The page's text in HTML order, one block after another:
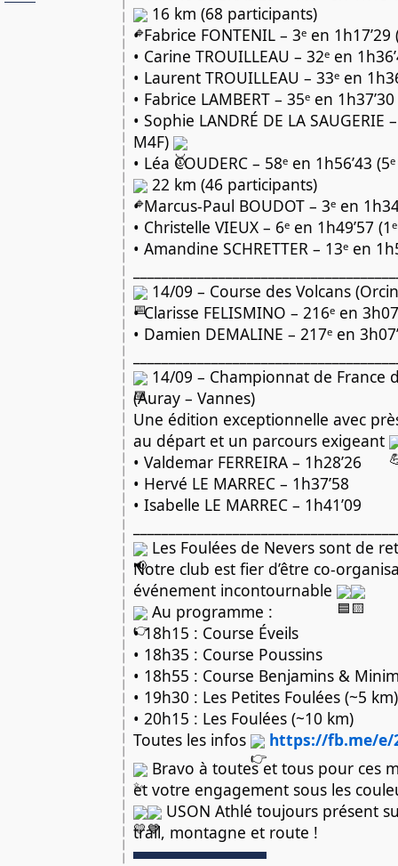
16 km (68 participants)
• Fabrice FONTENIL – 3ᵉ en 1h17’29
• Carine TROUILLEAU – 32ᵉ en
• Laurent TROUILLEAU – 33ᵉ en
• Fabrice LAMBERT – 35ᵉ en
• Sophie LANDRÉ DE LA SAUGERIE
M4F)
• Léa COUDERC – 58ᵉ en 1h56’43 (5ᵉ
22 km (46 participants)
• Marcus-Paul BOUDOT – 3ᵉ en
• Christelle VIEUX – 6ᵉ en 1h49’57
• Amandine SCHRETTER – 13ᵉ en
14/09 – Course des Volcans
• Clarisse FELISMINO – 216ᵉ en
• Damien DEMALINE – 217ᵉ en
14/09 – Championnat de France
(Auray – Vannes)
Une édition exceptionnelle avec
au départ et un parcours exigeant
• Valdemar FERREIRA – 1h28’26
• Hervé LE MARREC – 1h37’58
• Isabelle LE MARREC – 1h41’09
Les Foulées de Nevers sont de
Notre club est fier d’être co-
événement incontournable
Au programme :
• 18h15 : Course Éveils
• 18h35 : Course Poussins
• 18h55 : Course Benjamins &
• 19h30 : Les Petites Foulées (~5 km)
• 20h15 : Les Foulées (~10 km)
Toutes les infos
https://fb.me/e/
Bravo à toutes et tous pour ces
et votre engagement sous les
USON Athlé toujours présent
trail, montagne et route !